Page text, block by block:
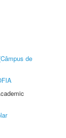
de